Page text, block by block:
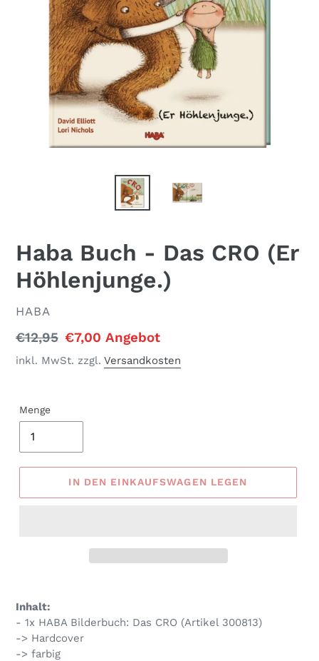
Haba Buch - Das CRO (Er
Höhlenjunge.)
VERKÄUFER
HABA
Normaler
Preis
€12,95 Sonderpreis
€7,00Angebot
inkl. MwSt. zzgl. Versandkosten
Menge
IN DEN EINKAUFSWAGEN LEGEN
wird
zum
Warenkorb
hinzugefügt
Inhalt:
- 1x HABA Bilderbuch: Das CRO (Artikel 300813)
-> Hardcover
-> farbig